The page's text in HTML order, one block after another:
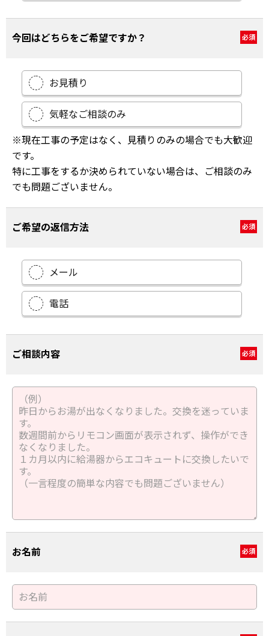
今回はどちらをご希望ですか？ 必須
お見積り
気軽なご相談のみ
※現在工事の予定はなく、見積りのみの場合でも大歓迎
です。
特に工事をするか決められていない場合は、ご相談のみ
でも問題ございません。
ご希望の返信方法 必須
メール
電話
ご相談内容 必須
お名前 必須